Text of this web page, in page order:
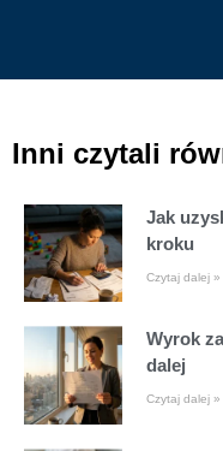
Inni czytali
Jak
kroku
Czytaj dalej »
Wyrok
dalej
Czytaj dalej »